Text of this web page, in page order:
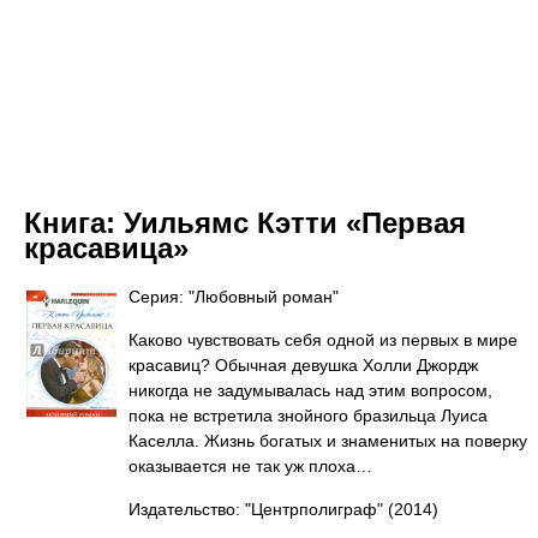
Книга: Уильямс Кэтти «Первая
красавица»
Серия: "Любовный роман"
Каково чувствовать себя одной из первых в мире
красавиц? Обычная девушка Холли Джордж
никогда не задумывалась над этим вопросом,
пока не встретила знойного бразильца Луиса
Каселла. Жизнь богатых и знаменитых на поверку
оказывается не так уж плоха…
Издательство: "Центрполиграф" (2014)